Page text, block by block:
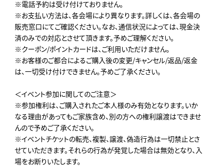
※電話予約は受け付けておりません。
※お支払い方法は、各会場により異なります。詳しくは、各会場の
販売窓口にてご確認ください。なお、通信状況によっては、現金決
済のみでの対応とさせて頂きます。予めご理解ください。
※クーポン/ポイントカードは、ご利用いただけません。
※お客様のご都合によるご購入後の変更/キャンセル/返品/返金
は、一切受け付けできません。予めご了承ください。
＜イベント参加に関してのご注意＞
※参加権利は、ご購入されたご本人様のみ有効となります。いか
なる理由があってもご家族含め、別の方への権利譲渡はできませ
んので予めご了承ください。
※イベントチケットの転売、複製、譲渡、偽造行為は一切禁止とさ
せていただきます。それらの行為が発覚した場合は無効となり、入
場をお断りいたします。